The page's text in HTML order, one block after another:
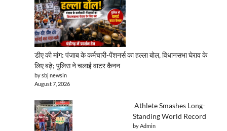
डीए की मांग: पंजाब के कर्मचारी-पेंशनर्स का हल्ला बोल, विधानसभा घेराव के
लिए बढ़े; पुलिस ने चलाई वाटर कैनन
by sbj newsin
August 7, 2026
Athlete Smashes Long-
Standing World Record
by Admin